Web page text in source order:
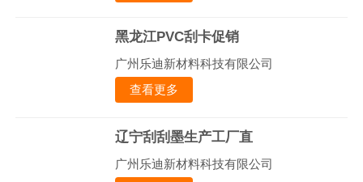
黑龙江PVC刮卡促销
广州乐迪新材料科技有限公司
查看更多
辽宁刮刮墨生产工厂直
广州乐迪新材料科技有限公司